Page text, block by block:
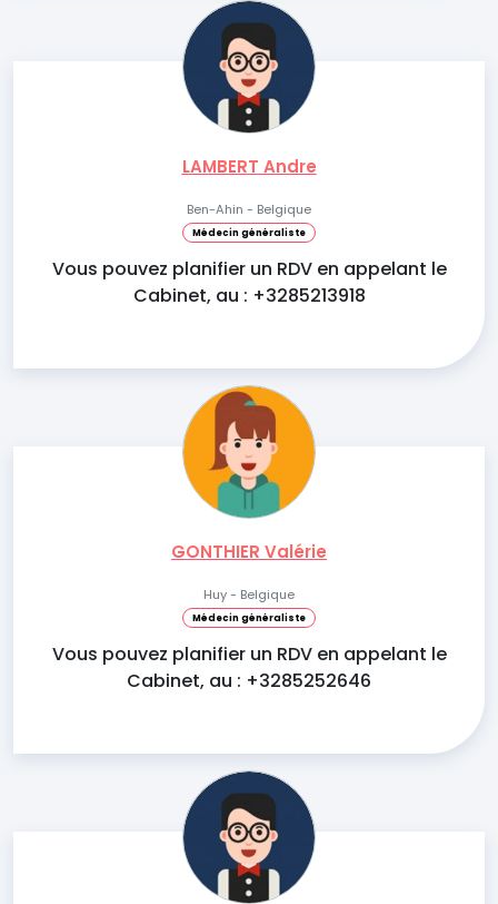
LAMBERT Andre
Ben-Ahin - Belgique
Médecin généraliste
Vous pouvez planifier un RDV en appelant le
Cabinet, au : +3285213918
GONTHIER Valérie
Huy - Belgique
Médecin généraliste
Vous pouvez planifier un RDV en appelant le
Cabinet, au : +3285252646